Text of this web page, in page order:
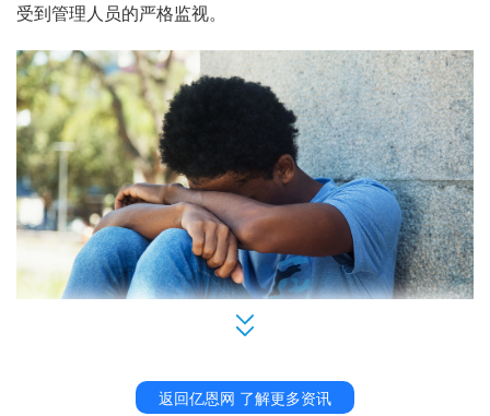
受到管理人员的严格监视。
不过亚马逊方面称，这只是一个“考察员工绩效”的系统。
返回亿恩网 了解更多资讯